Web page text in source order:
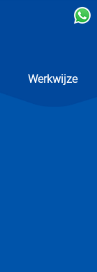
Werkwijze